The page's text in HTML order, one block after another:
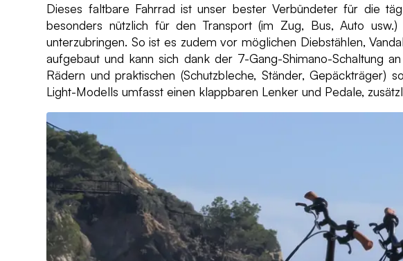
Dieses faltbare Fahrrad ist unser bester Verbündeter für die
besonders nützlich für den Transport (im Zug, Bus, Auto
unterzubringen. So ist es zudem vor möglichen Diebstählen,
aufgebaut und kann sich dank der 7-Gang-Shimano-Schaltung
Rädern und praktischen (Schutzbleche, Ständer,
Light-Modells umfasst einen klappbaren Lenker und Pedale,